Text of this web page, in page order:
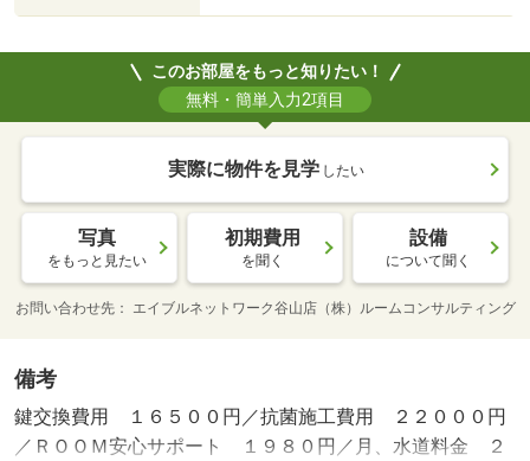
このお部屋をもっと知りたい！
無料・簡単入力2項目
実際に物件を見学 したい
写真
をもっと見たい
初期費用
を聞く
設備
について聞く
お問い合わせ先 エイブルネットワーク谷山店（株）ルームコンサルティング
備考
鍵交換費用 １６５００円／抗菌施工費用 ２２０００円
／ＲＯＯＭ安心サポート １９８０円／月、水道料金 ２